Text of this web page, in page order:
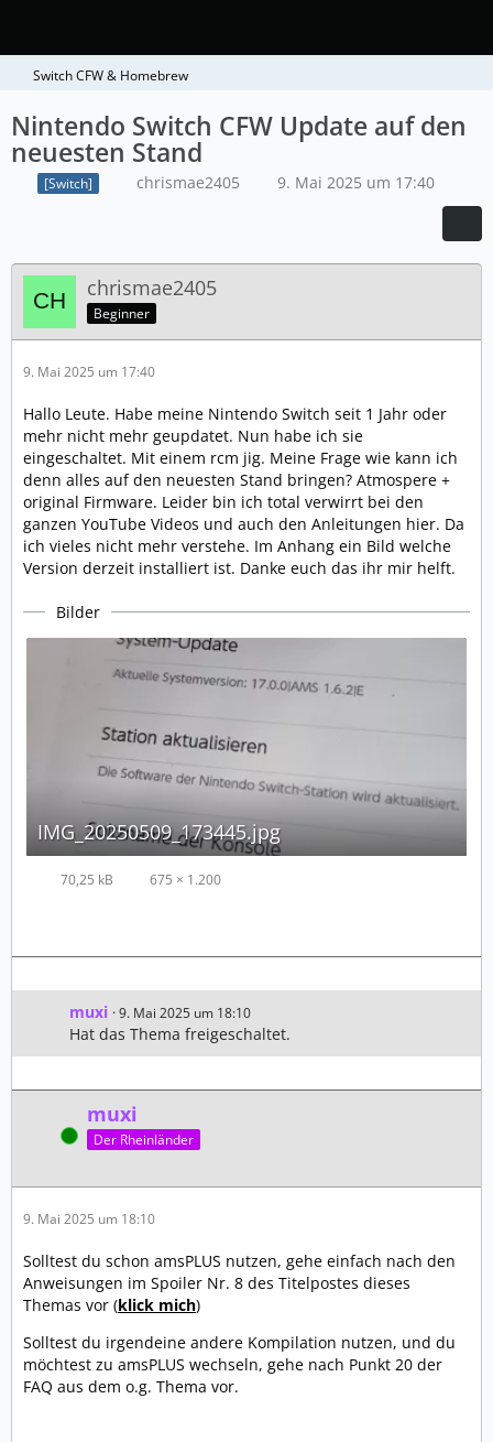
Switch CFW & Homebrew
Nintendo Switch CFW Update auf den
neuesten Stand
[Switch] chrismae2405 9. Mai 2025 um 17:40
chrismae2405
Beginner
9. Mai 2025 um 17:40
Hallo Leute. Habe meine Nintendo Switch seit 1 Jahr oder
mehr nicht mehr geupdatet. Nun habe ich sie
eingeschaltet. Mit einem rcm jig. Meine Frage wie kann ich
denn alles auf den neuesten Stand bringen? Atmospere +
original Firmware. Leider bin ich total verwirrt bei den
ganzen YouTube Videos und auch den Anleitungen hier. Da
ich vieles nicht mehr verstehe. Im Anhang ein Bild welche
Version derzeit installiert ist. Danke euch das ihr mir helft.
Bilder
IMG_20250509_173445.jpg
70,25 kB 675 × 1.200
muxi 9. Mai 2025 um 18:10
Hat das Thema freigeschaltet.
Online
muxi
Der Rheinländer
9. Mai 2025 um 18:10
Solltest du schon amsPLUS nutzen, gehe einfach nach den
Anweisungen im Spoiler Nr. 8 des Titelpostes dieses
Themas vor (klick mich)
Solltest du irgendeine andere Kompilation nutzen, und du
möchtest zu amsPLUS wechseln, gehe nach Punkt 20 der
FAQ aus dem o.g. Thema vor.